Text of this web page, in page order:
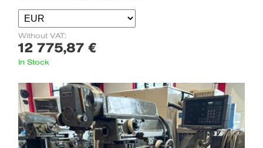
Without VAT:
12 775,87 €
In Stock